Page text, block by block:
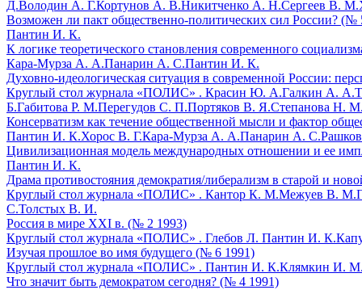
Д.Володин А. Г.Кортунов А. В.Никитченко А. Н.Сергеев В. М.
Возможен ли пакт общественно-политических сил России? (№
Пантин И. К.
К логике теоретического становления современного
Кара-Мурза А. А.Панарин А. С.Пантин И. К.
Духовно-идеологическая ситуация в современной России:
Круглый стол журнала «ПОЛИС» . Красин Ю. А.Галкин А. А.
Б.Габитова Р. М.Перегудов С. П.Портяков В. Я.Степанова Н.
Консерватизм как течение общественной мысли и фактор
Пантин И. К.Хорос В. Г.Кара-Мурза А. А.Панарин А. С.
Цивилизационная модель международных отношении и ее
Пантин И. К.
Драма противостояния демократия/либерализм в старой и
Круглый стол журнала «ПОЛИС» . Кантор К. М.Межуев В. М.
С.Толстых В. И.
Россия в мире XXI в. (№ 2 1993)
Круглый стол журнала «ПОЛИС» . Глебов Л. Пантин И. К.
Изучая прошлое во имя будущего (№ 6 1991)
Круглый стол журнала «ПОЛИС» . Пантин И. К.Клямкин И.
Что значит быть демократом сегодня? (№ 4 1991)